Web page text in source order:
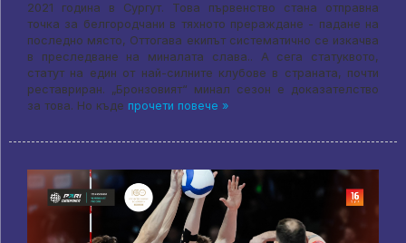
2021 година в Сургут. Това първенство стана отправна
точка за белгородчани в тяхното прераждане - падане на
последно място, Оттогава екипът систематично се изкачва
в преследване на миналата слава.. А сега статуквото,
статут на един от най-силните клубове в страната, почти
реставриран. „Бронзовият“ минал сезон е доказателство
за това. Но къде прочети повече »